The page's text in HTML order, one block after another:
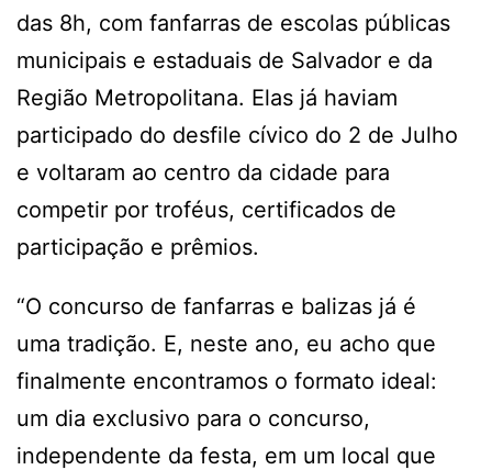
das 8h, com fanfarras de escolas públicas
municipais e estaduais de Salvador e da
Região Metropolitana. Elas já haviam
participado do desfile cívico do 2 de Julho
e voltaram ao centro da cidade para
competir por troféus, certificados de
participação e prêmios.
“O concurso de fanfarras e balizas já é
uma tradição. E, neste ano, eu acho que
finalmente encontramos o formato ideal:
um dia exclusivo para o concurso,
independente da festa, em um local que